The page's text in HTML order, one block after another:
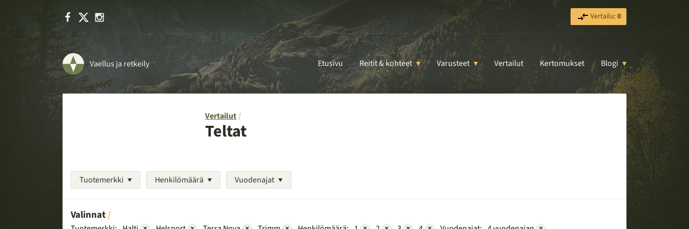
Facebook Vertailu:0
Vaellus ja retkeily Etusivu Reitit & kohteet Varusteet Vertailut Kertomukset Blogi
Vertailut
Teltat
Tuotemerkki Henkilömäärä Vuodenajat
Valinnat